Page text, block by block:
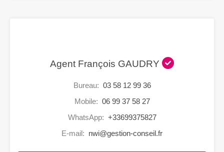
Agent François GAUDRY
Bureau: 03 58 12 99 36
Mobile: 06 99 37 58 27
WhatsApp: +33699375827
E-mail: nwi@gestion-conseil.fr